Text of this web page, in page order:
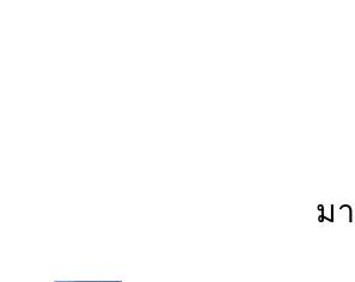
ม